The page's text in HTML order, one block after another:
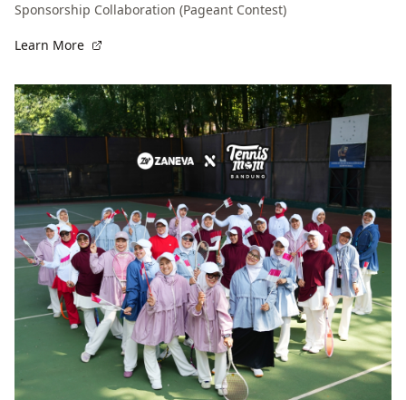
Sponsorship Collaboration (Pageant Contest)
Learn More